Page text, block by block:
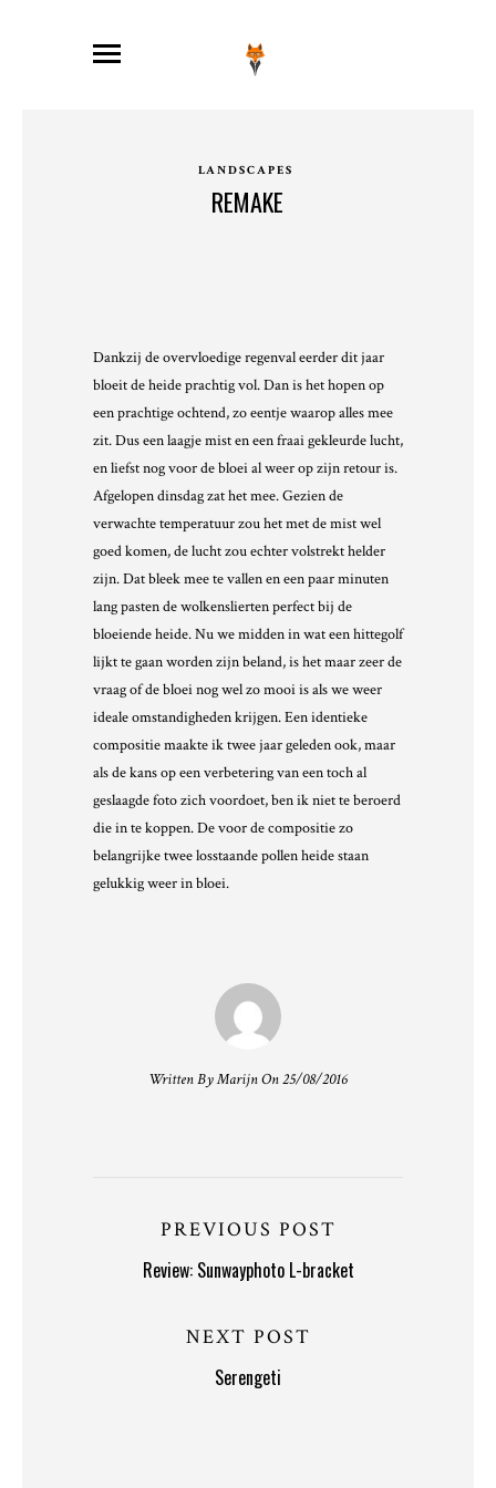
LANDSCAPES
REMAKE
Dankzij de overvloedige regenval eerder dit jaar
bloeit de heide prachtig vol. Dan is het hopen op
een prachtige ochtend, zo eentje waarop alles mee
zit. Dus een laagje mist en een fraai gekleurde lucht,
en liefst nog voor de bloei al weer op zijn retour is.
Afgelopen dinsdag zat het mee. Gezien de
verwachte temperatuur zou het met de mist wel
goed komen, de lucht zou echter volstrekt helder
zijn. Dat bleek mee te vallen en een paar minuten
lang pasten de wolkenslierten perfect bij de
bloeiende heide. Nu we midden in wat een hittegolf
lijkt te gaan worden zijn beland, is het maar zeer de
vraag of de bloei nog wel zo mooi is als we weer
ideale omstandigheden krijgen. Een identieke
compositie maakte ik twee jaar geleden ook, maar
als de kans op een verbetering van een toch al
geslaagde foto zich voordoet, ben ik niet te beroerd
die in te koppen. De voor de compositie zo
belangrijke twee losstaande pollen heide staan
gelukkig weer in bloei.
Written By Marijn On 25/08/2016
PREVIOUS POST
Review: Sunwayphoto L-bracket
NEXT POST
Serengeti